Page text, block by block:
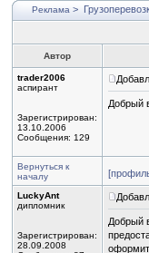
Реклама >
Автор
trader2006
аспирант
Зарегистрирован:
13.10.2006
Сообщения: 129
Добрый
Вернуться к
началу
LuckyAnt
дипломник
Зарегистрирован:
28.09.2008
Добрый